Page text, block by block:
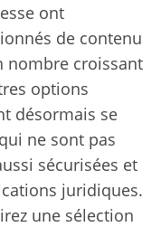
ont
de contenu
nombre croissant
options
désormais se
ne sont pas
sécurisées et
juridiques.
une sélection